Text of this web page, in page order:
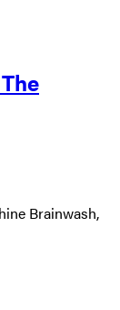
Brainwash,